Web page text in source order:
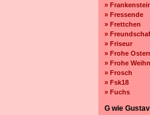
»
» Fressende
» Frettchen
»
» Friseur
» Frohe
» Frohe
» Frosch
» Fsk18
» Fuchs
G wie Gustav